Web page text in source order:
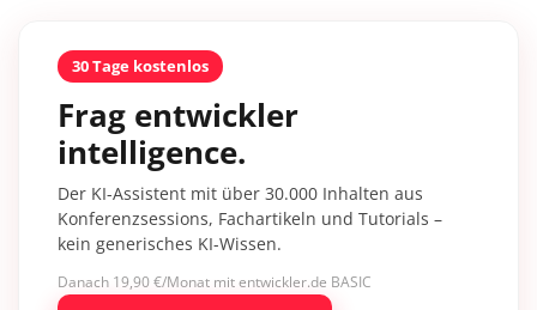
30 Tage kostenlos
Frag entwickler
intelligence.
Der KI-Assistent mit über 30.000 Inhalten aus
Konferenzsessions, Fachartikeln und Tutorials –
kein generisches KI-Wissen.
Danach 19,90 €/Monat mit entwickler.de BASIC